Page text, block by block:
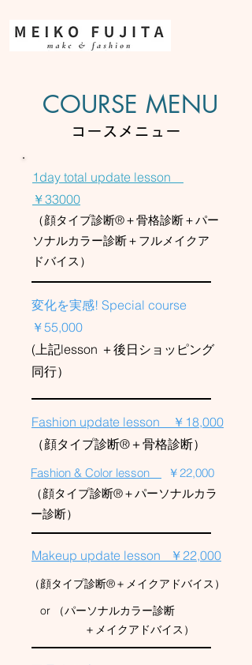
COURSE MENU
コースメニュー
1day total update lesson
￥33000
（顔タイプ診断®＋骨格診断＋パー
ソナルカラー診断＋フルメイクア
ドバイス）
変化を実感! Special course
￥55,000
(上記lesson ＋後日ショッピング
同行）
Fashion update lesson ￥18,000
（顔タイプ診断®＋骨格診断）
Fashion & Color lesson
￥22,000
（顔タイプ診断®＋パーソナルカラ
ー診断）
Makeup update lesson ￥22,000
（顔タイプ診断®＋メイクアドバイス）
or （パーソナルカラー診断
＋メイクアドバイス）